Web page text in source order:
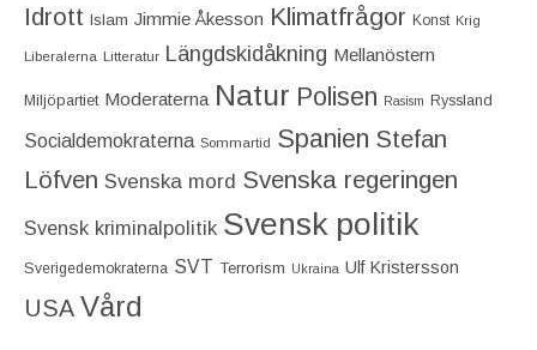
Idrott Islam Jimmie Åkesson Klimatfrågor Konst Krig
Liberalerna Litteratur Längdskidåkning Mellanöstern
Miljöpartiet Moderaterna Natur Polisen Rasism Ryssland
Socialdemokraterna Sommartid Spanien Stefan
Löfven Svenska mord Svenska regeringen
Svensk kriminalpolitik Svensk politik
Sverigedemokraterna SVT Terrorism Ukraina Ulf Kristersson
USA Vård